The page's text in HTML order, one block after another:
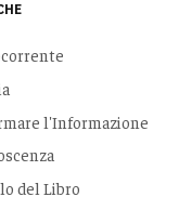
l'Informazione
del Libro